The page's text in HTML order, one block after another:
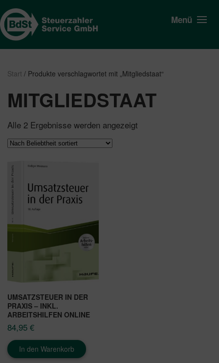
Menü
Start / Produkte verschlagwortet mit „Mitgliedstaat“
MITGLIEDSTAAT
Alle 2 Ergebnisse werden angezeigt
UMSATZSTEUER IN DER
PRAXIS – INKL.
ARBEITSHILFEN ONLINE
84,95 €
In den Warenkorb